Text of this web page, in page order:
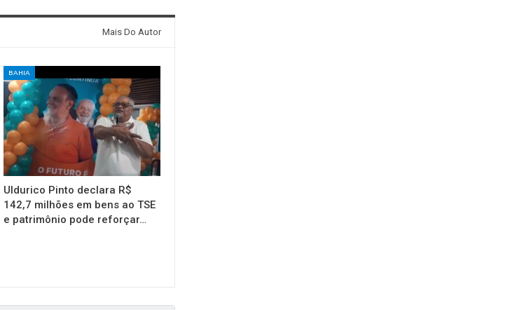
Mais Do Autor
BAHIA
Uldurico Pinto declara R$
142,7 milhões em bens ao TSE
e patrimônio pode reforçar…